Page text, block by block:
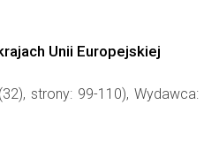
Unii Europejskiej
strony: 99-110), Wydawca: